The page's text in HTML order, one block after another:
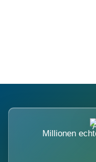
Millionen